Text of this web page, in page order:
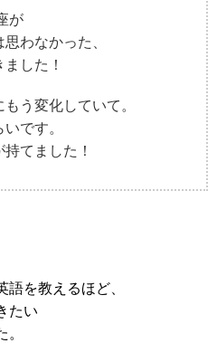
が
わなかった、
した！
う変化していて。
です。
てました！
を教えるほど、
たい